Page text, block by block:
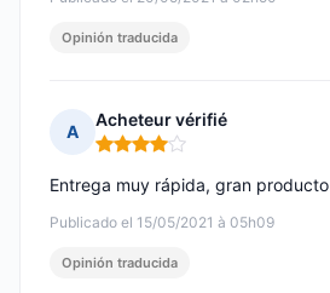
Opinión traducida
A
Acheteur vérifié
Nota: 4 de 5
Publicado el 15/05/2021 à 05h09
Entrega muy rápida, gran producto
Opinión traducida